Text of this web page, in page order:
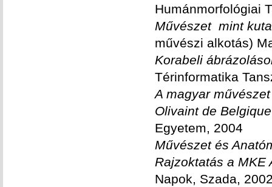
Humánmorfológiai
Művészet mint
művészi alkotás)
Korabeli
Térinformatika
A magyar
Olivaint de
Egyetem, 2004
Művészet és
Rajzoktatás a MKE
Napok, Szada,